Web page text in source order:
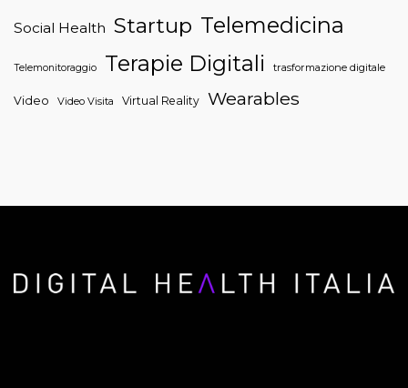
Social Health Startup Telemedicina
Telemonitoraggio Terapie Digitali trasformazione digitale
Video Video Visita Virtual Reality Wearables